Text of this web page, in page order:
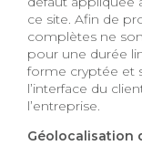
ce site. Afin de
complètes ne
pour une durée
forme cryptée et
l’interface du
l’entreprise.
Géolocalisation